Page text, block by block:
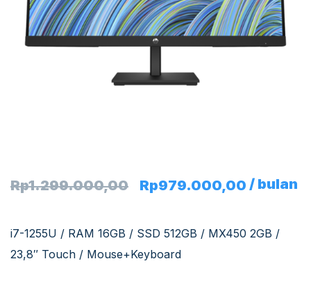
Rp1.299.000,00 Rp979.000,00 / bulan
i7-1255U / RAM 16GB / SSD 512GB / MX450 2GB /
23,8″ Touch / Mouse+Keyboard